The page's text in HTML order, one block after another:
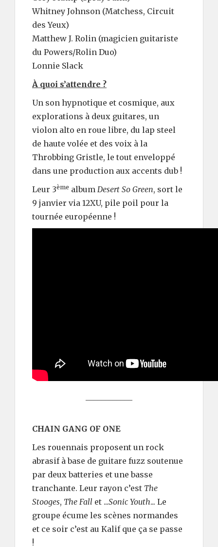
Whitney Johnson (Matchess, Circuit
des Yeux)
Matthew J. Rolin (magicien guitariste
du Powers/Rolin Duo)
Lonnie Slack
À quoi s’attendre ?
Un son hypnotique et cosmique, aux
explorations à deux guitares, un
violon alto en roue libre, du lap steel
de haute volée et des voix à la
Throbbing Gristle, le tout enveloppé
dans une production aux accents dub !
Leur 3ème album Desert So Green, sort le
9 janvier via 12XU, pile poil pour la
tournée européenne !
CHAIN GANG OF ONE
Les rouennais proposent un rock
abrasif à base de guitare fuzz soutenue
par deux batteries et une basse
tranchante. Leur rayon c’est The
Stooges, The Fall et ...Sonic Youth... Le
groupe écume les scènes normandes
et ce soir c’est au Kalif que ça se passe
!